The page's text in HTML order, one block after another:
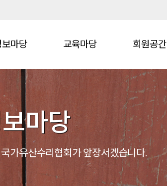
보마당 교육마당 회원공간
마당
국가유산수리협회가 앞장서겠습니다.